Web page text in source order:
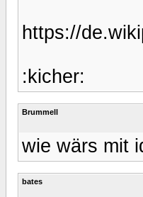
https://
:kicher:
Brummell
wie wärs mit
bates